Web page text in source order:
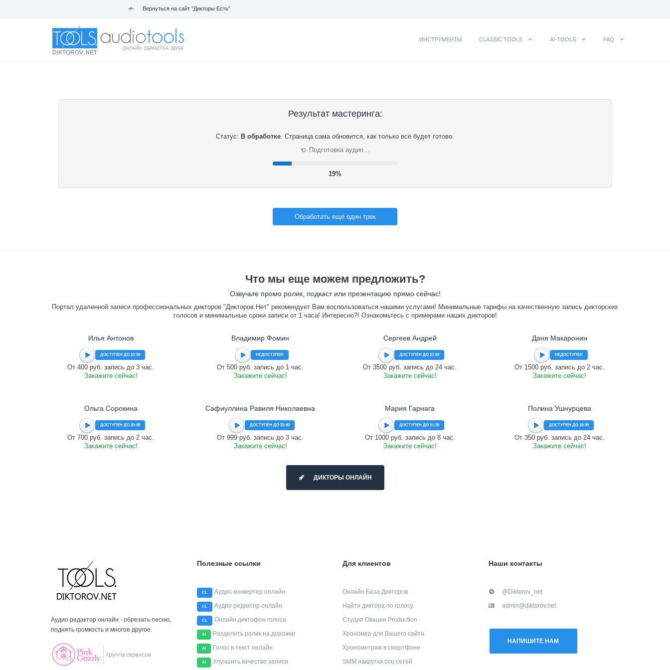
Вернуться на сайт "Дикторы Есть"
ИНСТРУМЕНТЫ CLASSIC TOOLS AI-TOOLS FAQ
Результат мастеринга:
Статус: В обработке. Страница сама обновится, как только всё будет готово.
⟳ Подготовка аудио…
20%
Обработать ещё один трек
Что мы еще можем предложить?
Озвучьте промо ролик, подкаст или презентацию прямо сейчас!
Портал удаленной записи профессиональных дикторов "Дикторов.Нет" рекомендует Вам воспользоваться нашими услугами! Минимальные тарифы на качественную запись дикторских
голосов и минимальные сроки записи от 1 часа! Интересно?! Ознакомьтесь с примерами наших дикторов!
Илья Антонов
ДОСТУПЕН ДО 23:59
От 400 руб. запись до 3 час.
Закажите сейчас!
Владимир Фомин
НЕДОСТУПЕН
От 500 руб. запись до 1 час.
Закажите сейчас!
Сергеев Андрей
ДОСТУПЕН ДО 23:59
От 3500 руб. запись до 24 час.
Закажите сейчас!
Даня Макаронин
НЕДОСТУПЕН
От 1500 руб. запись до 2 час.
Закажите сейчас!
Ольга Сорокина
ДОСТУПЕН ДО 20:00
От 700 руб. запись до 2 час.
Закажите сейчас!
Сафиуллина Равиля Николаевна
ДОСТУПЕН ДО 23:00
От 999 руб. запись до 3 час.
Закажите сейчас!
Мария Гарнага
ДОСТУПЕН ДО 21:30
От 1000 руб. запись до 8 час.
Закажите сейчас!
Полина Ушнурцева
ДОСТУПЕН ДО 18:00
От 350 руб. запись до 24 час.
Закажите сейчас!
ДИКТОРЫ ОНЛАЙН
Аудио редактор онлайн - обрезать песню,
поднять громкость и многое другое.
Полезные ссылки
CL Аудио конвертер онлайн
CL Аудио редактор онлайн
CL Онлайн диктофон голоса
AI Разделить ролик на дорожки
AI Голос в текст онлайн
AI Улучшить качество записи
Для клиентов
Онлайн База Дикторов
Найти диктора по голосу
Студия Овации Production
Хрономер для Вашего сайта
Хронометраж в смартфоне
SMM накрутка соц сетей
Наши контакты
@Diktorov_net
admin@diktorov.net
НАПИШИТЕ НАМ